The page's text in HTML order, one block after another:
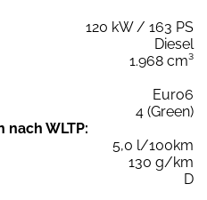
120 kW / 163 PS
Diesel
1.968 cm³
Euro6
4 (Green)
nach WLTP:
5,0 l/100km
130 g/km
D